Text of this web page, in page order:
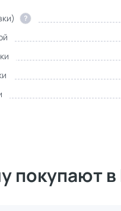
?
покупают